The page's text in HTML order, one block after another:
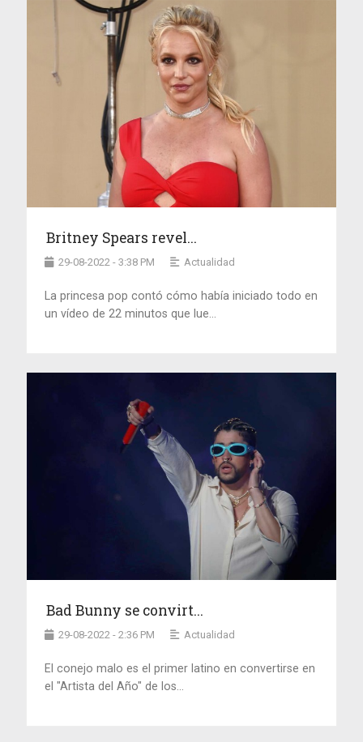
Britney Spears revel...
29-08-2022 - 3:38 PM Actualidad
La princesa pop contó cómo había iniciado todo en
un vídeo de 22 minutos que lue...
Bad Bunny se convirt...
29-08-2022 - 2:36 PM Actualidad
El conejo malo es el primer latino en convertirse en
el "Artista del Año" de los...